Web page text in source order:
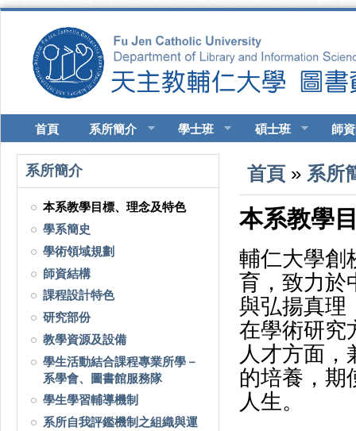
首頁 系所簡介 學士班 碩士班 師
系所簡介
本系教學目標、理念及特色
學系簡史
學術領域規劃
師資結構
課程設計特色
研究部份
教學資源及設備
學生活動結合課程專業所學－
系學會、圖書館服務隊
學生學習輔導機制
系所自我評鑑機制之組織與運
您在這裡
首頁 » 系所
本系教學
輔仁大學創
育，致力於
與弘揚真理
在學術研究
人才方面，
的培養，期
人生。